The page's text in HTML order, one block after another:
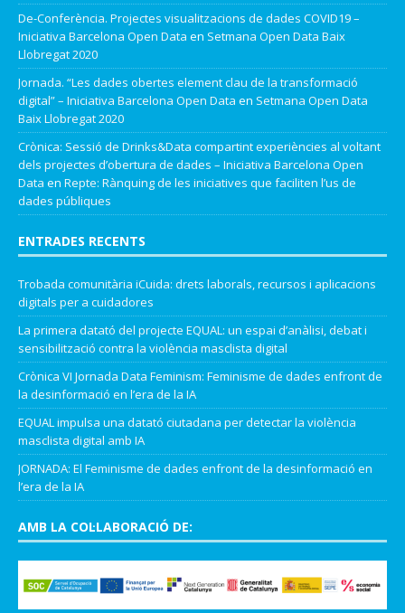
De-Conferència. Projectes visualitzacions de dades COVID19 –
Iniciativa Barcelona Open Data en Setmana Open Data Baix
Llobregat 2020
Jornada. “Les dades obertes element clau de la transformació
digital” – Iniciativa Barcelona Open Data en Setmana Open Data
Baix Llobregat 2020
Crònica: Sessió de Drinks&Data compartint experiències al voltant
dels projectes d’obertura de dades – Iniciativa Barcelona Open
Data en Repte: Rànquing de les iniciatives que faciliten l’us de
dades públiques
ENTRADES RECENTS
Trobada comunitària iCuida: drets laborals, recursos i aplicacions
digitals per a cuidadores
La primera datató del projecte EQUAL: un espai d’anàlisi, debat i
sensibilització contra la violència masclista digital
Crònica VI Jornada Data Feminism: Feminisme de dades enfront de
la desinformació en l’era de la IA
EQUAL impulsa una datató ciutadana per detectar la violència
masclista digital amb IA
JORNADA: El Feminisme de dades enfront de la desinformació en
l’era de la IA
AMB LA COL·LABORACIÓ DE: